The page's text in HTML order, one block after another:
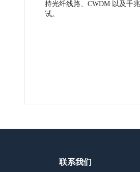
持光纤线路、CWDM 以及千
试。
联系我们